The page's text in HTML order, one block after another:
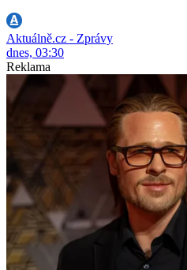
Aktuálně.cz - Zprávy
dnes, 03:30
Reklama